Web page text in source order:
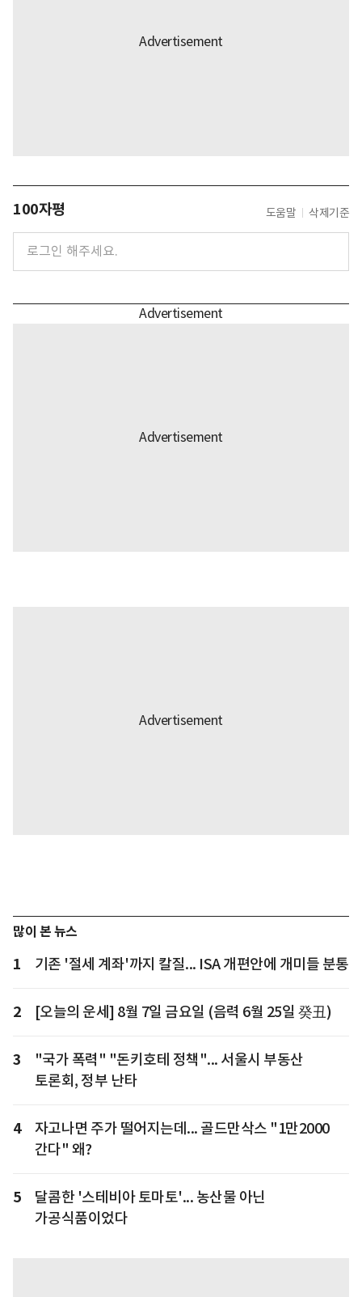
100자평 도움말 삭제기준
많이 본 뉴스
1 기존 '절세 계좌'까지 칼질... ISA 개편안에 개미들 분통
2 [오늘의 운세] 8월 7일 금요일 (음력 6월 25일 癸丑)
3
"국가 폭력" "돈키호테 정책"... 서울시 부동산
토론회, 정부 난타
4
자고나면 주가 떨어지는데... 골드만삭스 "1만2000
간다" 왜?
5
달콤한 '스테비아 토마토'... 농산물 아닌
가공식품이었다